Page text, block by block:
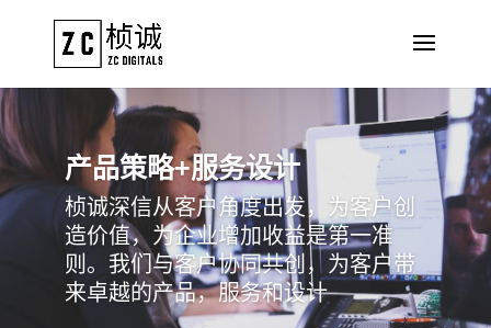
产品策略+服务设计
桢诚深信从客户角度出发，为客户创
造价值，为企业增加收益是第一准
则。我们与客户协同共创，为客户带
来卓越的产品，服务和设计